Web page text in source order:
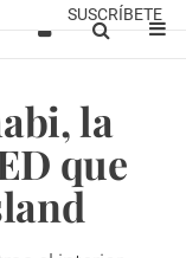
SUSCRÍBETE
la
que